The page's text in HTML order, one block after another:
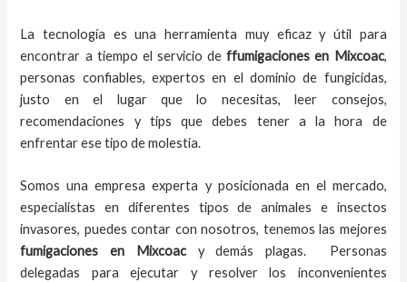
La tecnología es una herramienta muy eficaz y útil para
encontrar a tiempo el servicio deffumigaciones en Mixcoac,
personas confiables, expertos en el dominio de fungicidas,
justo en el lugar que lo necesitas, leer consejos,
recomendaciones y tips que debes tener a la hora de
enfrentar ese tipo de molestia.
Somos una empresa experta y posicionada en el mercado,
especialistas en diferentes tipos de animales e insectos
invasores, puedes contar con nosotros, tenemos las mejores
fumigaciones
en Mixcoacy demás plagas. Personas
delegadas para ejecutar y resolver los inconvenientes